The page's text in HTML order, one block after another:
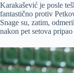
Karakašević je posle
fantastično protiv
Snage su, zatim,
nakon pet setova